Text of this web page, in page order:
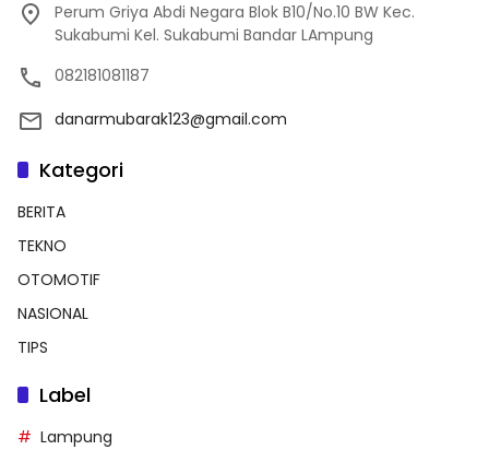
Perum Griya Abdi Negara Blok B10/No.10 BW Kec.
Sukabumi Kel. Sukabumi Bandar LAmpung
082181081187
danarmubarak123@gmail.com
Kategori
BERITA
TEKNO
OTOMOTIF
NASIONAL
TIPS
Label
Lampung